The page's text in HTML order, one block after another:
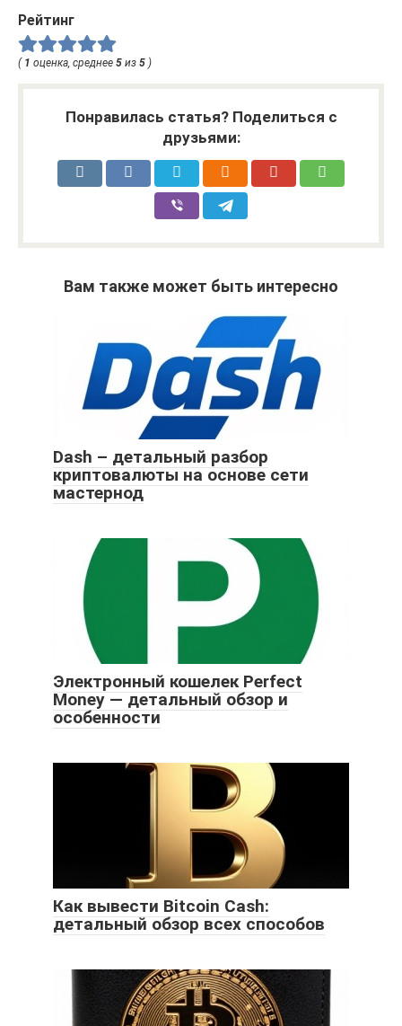
Рейтинг
( 1 оценка, среднее 5 из 5 )
Понравилась статья? Поделиться с
друзьями:
Вам также может быть интересно
Dash – детальный разбор
криптовалюты на основе сети
мастернод
Электронный кошелек Perfect
Money — детальный обзор и
особенности
Как вывести Bitcoin Cash:
детальный обзор всех способов